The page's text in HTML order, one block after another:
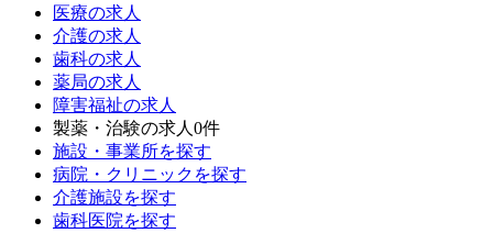
医療の求人
介護の求人
歯科の求人
薬局の求人
障害福祉の求人
製薬・治験の求人 0件
施設・事業所を探す
病院・クリニックを探す
介護施設を探す
歯科医院を探す